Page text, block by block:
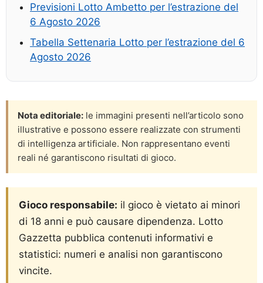
Previsioni Lotto Ambetto per l’estrazione del
6 Agosto 2026
Tabella Settenaria Lotto per l’estrazione del 6
Agosto 2026
Nota editoriale: le immagini presenti nell’articolo sono
illustrative e possono essere realizzate con strumenti
di intelligenza artificiale. Non rappresentano eventi
reali né garantiscono risultati di gioco.
Gioco responsabile: il gioco è vietato ai minori
di 18 anni e può causare dipendenza. Lotto
Gazzetta pubblica contenuti informativi e
statistici: numeri e analisi non garantiscono
vincite.